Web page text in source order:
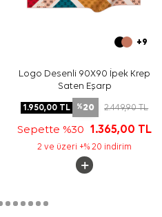
+9
Logo Desenli 90X90 İpek Krep
Saten Eşarp
1.950,00 TL %20 2.449,90TL
Sepette %30 1.365,00 TL
2 ve üzeri +% 20 indirim